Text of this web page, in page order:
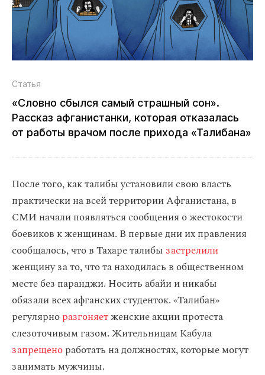
Статья
«Словно сбылся самый страшный сон».
Рассказ афганистанки, которая отказалась
от работы врачом после прихода «Талибана»
После того, как талибы установили свою власть
практически на всей территории Афганистана, в
СМИ начали появляться сообщения о жестокости
боевиков к женщинам. В первые дни их правления
сообщалось, что в Тахаре талибы застрелили
женщину за то, что та находилась в общественном
месте без паранджи. Носить абайи и никабы
обязали всех афганских студенток. «Талибан»
регулярноразгоняетженские акции протеста
слезоточивым газом. Жительницам Кабула
запрещеноработать на должностях, которые могут
занимать мужчины.